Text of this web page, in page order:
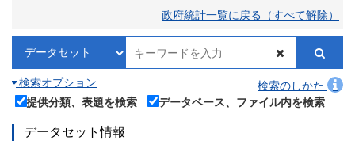
政府統計一覧に戻る（すべて解除）
検索オプション
検索のしかた
提供分類、表題を検索
データベース、ファイル内を検索
データセット情報